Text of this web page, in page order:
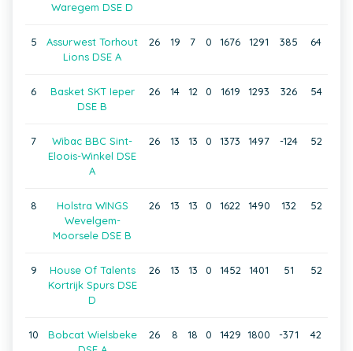
Waregem DSE D
5
Assurwest Torhout
Lions DSE A
26 19 7 0 1676 1291 385 64
6
Basket SKT Ieper
DSE B
26 14 12 0 1619 1293 326 54
7
Wibac BBC Sint-
Eloois-Winkel DSE
A
26 13 13 0 1373 1497 -124 52
8
Holstra WINGS
Wevelgem-
Moorsele DSE B
26 13 13 0 1622 1490 132 52
9
House Of Talents
Kortrijk Spurs DSE
D
26 13 13 0 1452 1401 51 52
10
Bobcat Wielsbeke
26 8 18 0 1429 1800 -371 42